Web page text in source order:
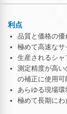
利点
品質と価格の
極めて高速なサ
生産されるシ
測定精度が高
の補正に使用可
あらゆる現場
極めて長期に